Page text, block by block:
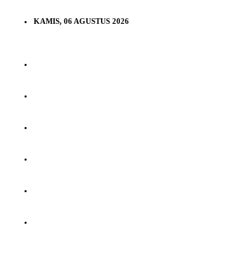
KAMIS, 06 AGUSTUS 2026